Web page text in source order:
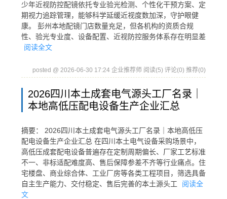
少年近视防控配镜依托专业验光检测、个性化干预方案、定
期视力追踪管理，能够科学延缓近视度数加深，守护眼健
康。 彭州本地配镜门店数量充足，但各机构的资质合规
性、验光专业度、设备配置、近视防控服务体系存在明显差
阅读全文
posted @ 2026-06-30 17:24 企业推荐师 阅读(5) 评论(0) 推荐(0)
2026四川本土成套电气源头工厂名录｜
本地高低压配电设备生产企业汇总
摘要： 2026四川本土成套电气源头工厂名录｜本地高低压
配电设备生产企业汇总 在四川本土电气设备采购场景中，
高低压成套配电设备普遍存在定制周期偏长、厂家工艺标准
不一、非标适配难度高、售后保障参差不齐等行业痛点。住
宅楼盘、商业综合体、工业厂房等各类工程项目，筛选具备
自主生产能力、交付稳定、售后完善的本土源头工
阅读全
文